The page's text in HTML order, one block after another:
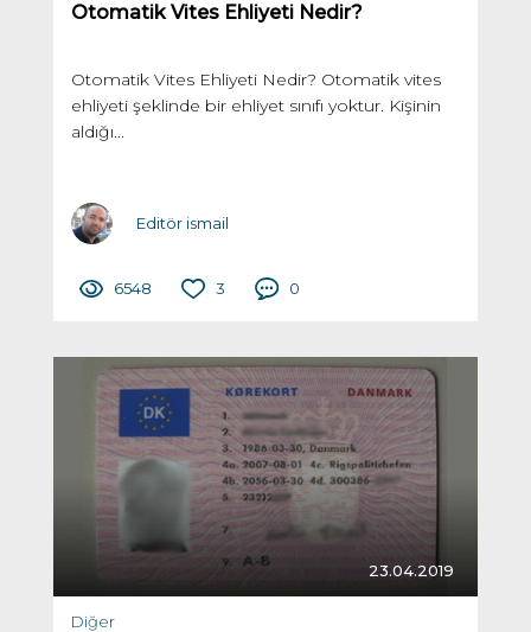
Otomatik Vites Ehliyeti Nedir?
Otomatik Vites Ehliyeti Nedir? Otomatik vites
ehliyeti şeklinde bir ehliyet sınıfı yoktur. Kişinin
aldığı...
Editör ismail
6548 3 0
23.04.2019
Diğer